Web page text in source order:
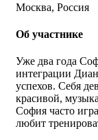
Москва, Россия
Об участнике
Уже два года
интеграции
успехов. Себя
красивой,
София часто
любит